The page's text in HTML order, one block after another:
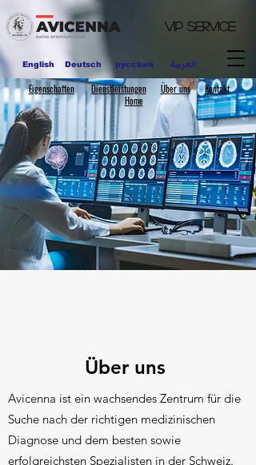
العربية English Deutsch pycckий
VIP Service
Eigenschaften Dienstleistungen Über uns
Kontakt
Home
Über uns
Avicenna ist ein wachsendes Zentrum für die
Suche nach der richtigen medizinischen
Diagnose und dem besten sowie
erfolgreichsten Spezialisten in der Schweiz.